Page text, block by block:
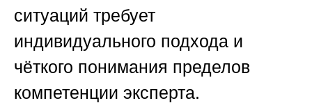
ситуаций требует
индивидуального подхода и
чёткого понимания пределов
компетенции эксперта.